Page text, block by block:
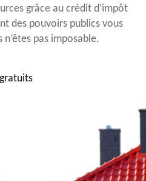
grâce au crédit d’impôt
des pouvoirs publics vous
pas imposable.